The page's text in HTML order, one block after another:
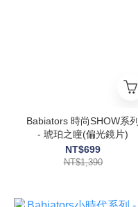
Babiators 時尚SHOW系列
- 琥珀之瞳(偏光鏡片)
NT$699
NT$1,390